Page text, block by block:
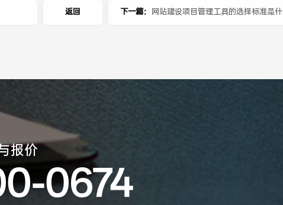
下一篇： 网站建设项目管理工具的选择标准是什
返回
报价
0674